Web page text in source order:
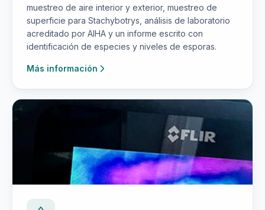
muestreo de aire interior y exterior, muestreo de
superficie para Stachybotrys, análisis de laboratorio
acreditado por AIHA y un informe escrito con
identificación de especies y niveles de esporas.
Más información